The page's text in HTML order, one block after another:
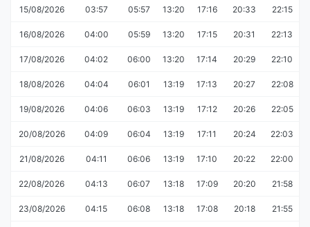
15/08/2026 03:57 05:57 13:20 17:16 20:33 22:15
16/08/2026 04:00 05:59 13:20 17:15 20:31 22:13
17/08/2026 04:02 06:00 13:20 17:14 20:29 22:10
18/08/2026 04:04 06:01 13:19 17:13 20:27 22:08
19/08/2026 04:06 06:03 13:19 17:12 20:26 22:05
20/08/2026 04:09 06:04 13:19 17:11 20:24 22:03
21/08/2026 04:11 06:06 13:19 17:10 20:22 22:00
22/08/2026 04:13 06:07 13:18 17:09 20:20 21:58
23/08/2026 04:15 06:08 13:18 17:08 20:18 21:55